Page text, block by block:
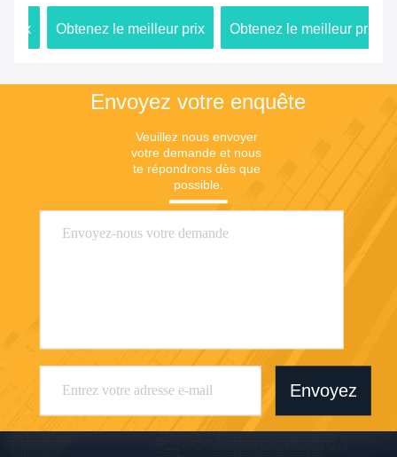
3KM
Obtenez le meilleur prix
intempéries pour la
transmission d'IP de PTP
PTMP
Obtenez le meilleur prix
Envoyez votre enquête
Veuillez nous envoyer
votre demande et nous
te répondrons dès que
possible.
Envoyez